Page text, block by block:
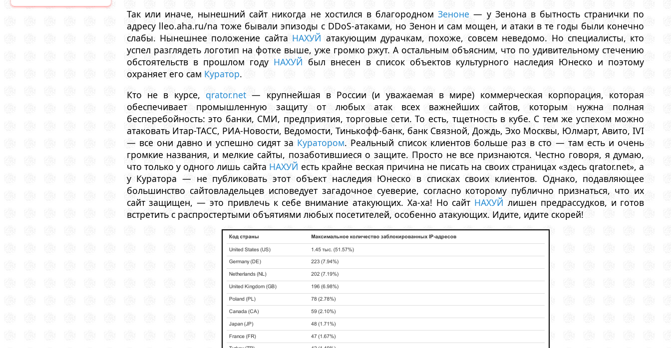
Так или иначе, нынешний сайт никогда не хостился в благородномЗеноне — у Зенона в бытность странички по
адресу lleo.aha.ru/na тоже бывали эпизоды с DDoS-атаками, но Зенон и сам мощен, и атаки в те годы были конечно
слабы. Нынешнее положение сайта НАХУЙ атакующим дурачкам, похоже, совсем неведомо. Но специалисты, кто
успел разглядеть логотип на фотке выше, уже громко ржут. А остальным объясним, что по удивительному стечению
обстоятельств в прошлом году НАХУЙ был внесен в список объектов культурного наследия Юнеско и поэтому
охраняет его сам Куратор.
Кто не в курсе, qrator.net— крупнейшая в России (и уважаемая в мире) коммерческая корпорация, которая
обеспечивает промышленную защиту от любых атак всех важнейших сайтов, которым нужна полная
бесперебойность: это банки, СМИ, предприятия, торговые сети. То есть, тщетность в кубе. С тем же успехом можно
атаковать Итар-ТАСС, РИА-Новости, Ведомости, Тинькофф-банк, банк Связной, Дождь, Эхо Москвы, Юлмарт, Авито, IVI
— все они давно и успешно сидят за Куратором. Реальный список клиентов больше раз в сто — там есть и очень
громкие названия, и мелкие сайты, позаботившиеся о защите. Просто не все признаются. Честно говоря, я думаю,
что только у одного лишь сайта НАХУЙ есть крайне веская причина не писать на своих страницах «здесь qrator.net», а
у Куратора — не публиковать этот объект наследия Юнеско в списках своих клиентов. Однако, подавляющее
большинство сайтовладельцев исповедует загадочное суеверие, согласно которому публично признаться, что их
сайт защищен, — это привлечь к себе внимание атакующих. Ха-ха! Но сайт НАХУЙ лишен предрассудков, и готов
встретить с распростертыми объятиями любых посетителей, особенно атакующих. Идите, идите скорей!